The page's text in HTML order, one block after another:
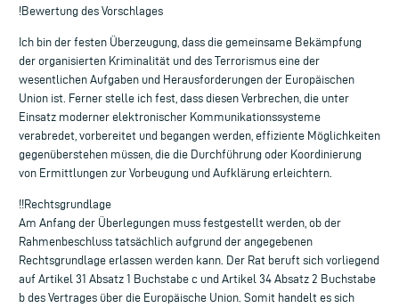
!Bewertung des Vorschlages
Ich bin der festen Überzeugung, dass die gemeinsame Bekämpfung
der organisierten Kriminalität und des Terrorismus eine der
wesentlichen Aufgaben und Herausforderungen der Europäischen
Union ist. Ferner stelle ich fest, dass diesen Verbrechen, die unter
Einsatz moderner elektronischer Kommunikationssysteme
verabredet, vorbereitet und begangen werden, effiziente Möglichkeiten
gegenüberstehen müssen, die die Durchführung oder Koordinierung
von Ermittlungen zur Vorbeugung und Aufklärung erleichtern.
!!Rechtsgrundlage
Am Anfang der Überlegungen muss festgestellt werden, ob der
Rahmenbeschluss tatsächlich aufgrund der angegebenen
Rechtsgrundlage erlassen werden kann. Der Rat beruft sich vorliegend
auf Artikel 31 Absatz 1 Buchstabe c und Artikel 34 Absatz 2 Buchstabe
b des Vertrages über die Europäische Union. Somit handelt es sich